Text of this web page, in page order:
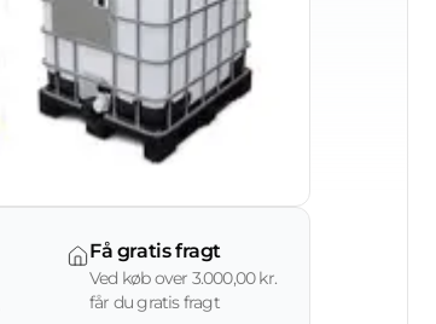
Få gratis fragt
Ved køb over 3.000,00 kr.
får du gratis fragt